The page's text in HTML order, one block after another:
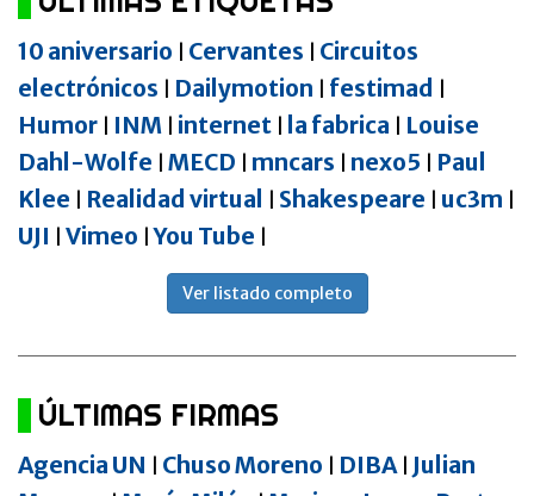
10 aniversario Cervantes
Circuitos
electrónicos
Dailymotion festimad
Humor INM internet la fabrica
Louise
Dahl-Wolfe MECD mncars nexo5
Paul
Klee
Realidad virtual Shakespeare uc3m
UJI Vimeo You Tube
Ver listado completo
ÚLTIMAS FIRMAS
Agencia UN Chuso Moreno DIBA| Julian